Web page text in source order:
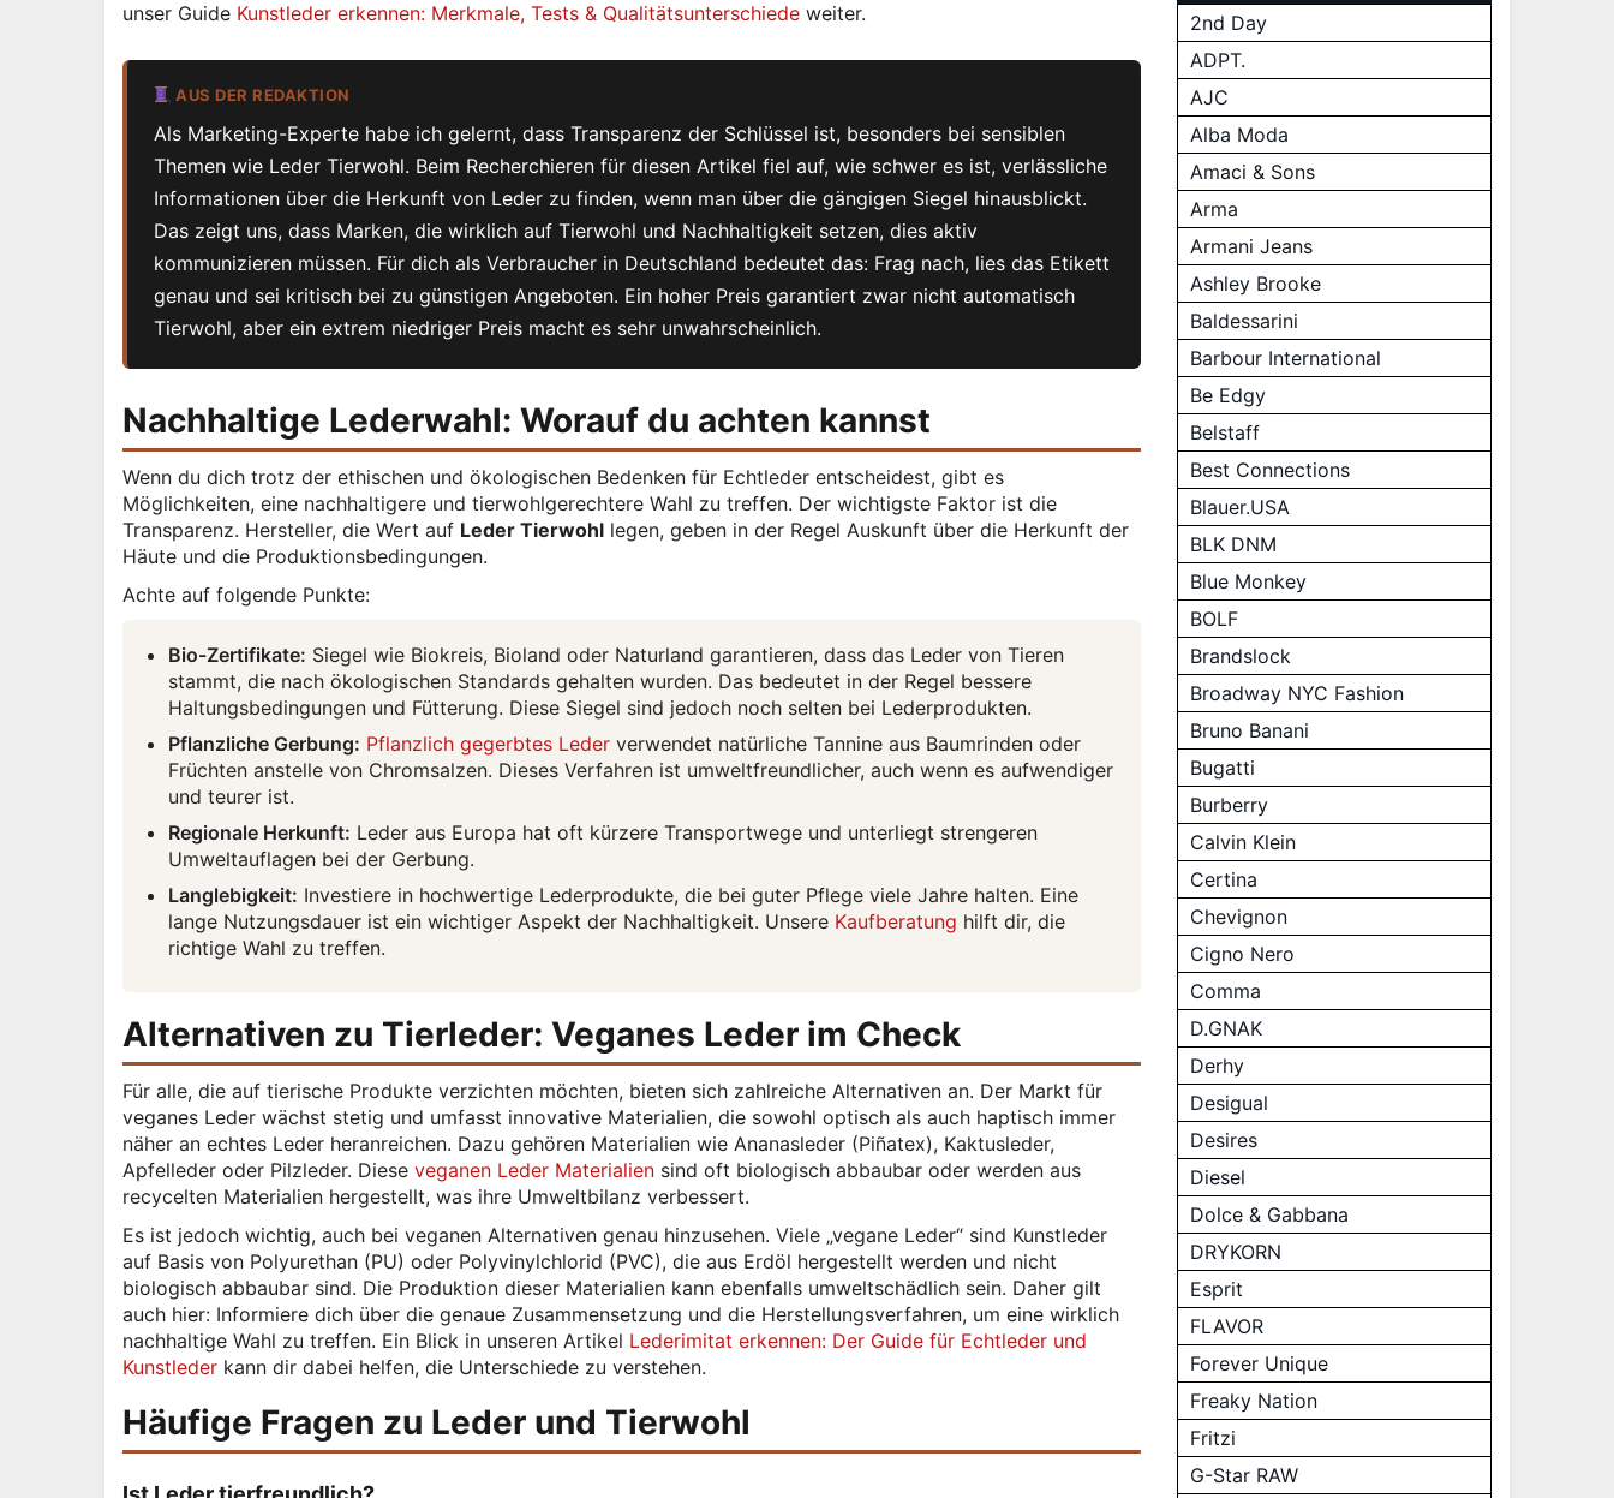
unser Guide Kunstleder erkennen: Merkmale, Tests & Qualitätsunterschiede weiter.
AUS DER REDAKTION
Als Marketing-Experte habe ich gelernt, dass Transparenz der Schlüssel ist, besonders bei sensiblen
Themen wie Leder Tierwohl. Beim Recherchieren für diesen Artikel fiel auf, wie schwer es ist, verlässliche
Informationen über die Herkunft von Leder zu finden, wenn man über die gängigen Siegel hinausblickt.
Das zeigt uns, dass Marken, die wirklich auf Tierwohl und Nachhaltigkeit setzen, dies aktiv
kommunizieren müssen. Für dich als Verbraucher in Deutschland bedeutet das: Frag nach, lies das Etikett
genau und sei kritisch bei zu günstigen Angeboten. Ein hoher Preis garantiert zwar nicht automatisch
Tierwohl, aber ein extrem niedriger Preis macht es sehr unwahrscheinlich.
Nachhaltige Lederwahl: Worauf du achten kannst
Wenn du dich trotz der ethischen und ökologischen Bedenken für Echtleder entscheidest, gibt es
Möglichkeiten, eine nachhaltigere und tierwohlgerechtere Wahl zu treffen. Der wichtigste Faktor ist die
Transparenz. Hersteller, die Wert auf Leder Tierwohl legen, geben in der Regel Auskunft über die Herkunft der
Häute und die Produktionsbedingungen.
Achte auf folgende Punkte:
Bio-Zertifikate: Siegel wie Biokreis, Bioland oder Naturland garantieren, dass das Leder von Tieren
stammt, die nach ökologischen Standards gehalten wurden. Das bedeutet in der Regel bessere
Haltungsbedingungen und Fütterung. Diese Siegel sind jedoch noch selten bei Lederprodukten.
Pflanzliche Gerbung: Pflanzlich gegerbtes Leder verwendet natürliche Tannine aus Baumrinden oder
Früchten anstelle von Chromsalzen. Dieses Verfahren ist umweltfreundlicher, auch wenn es aufwendiger
und teurer ist.
Regionale Herkunft: Leder aus Europa hat oft kürzere Transportwege und unterliegt strengeren
Umweltauflagen bei der Gerbung.
Langlebigkeit: Investiere in hochwertige Lederprodukte, die bei guter Pflege viele Jahre halten. Eine
lange Nutzungsdauer ist ein wichtiger Aspekt der Nachhaltigkeit. Unsere Kaufberatung hilft dir, die
richtige Wahl zu treffen.
Alternativen zu Tierleder: Veganes Leder im Check
Für alle, die auf tierische Produkte verzichten möchten, bieten sich zahlreiche Alternativen an. Der Markt für
veganes Leder wächst stetig und umfasst innovative Materialien, die sowohl optisch als auch haptisch immer
näher an echtes Leder heranreichen. Dazu gehören Materialien wie Ananasleder (Piñatex), Kaktusleder,
Apfelleder oder Pilzleder. Diese veganen Leder Materialien sind oft biologisch abbaubar oder werden aus
recycelten Materialien hergestellt, was ihre Umweltbilanz verbessert.
Es ist jedoch wichtig, auch bei veganen Alternativen genau hinzusehen. Viele „vegane Leder“ sind Kunstleder
auf Basis von Polyurethan (PU) oder Polyvinylchlorid (PVC), die aus Erdöl hergestellt werden und nicht
biologisch abbaubar sind. Die Produktion dieser Materialien kann ebenfalls umweltschädlich sein. Daher gilt
auch hier: Informiere dich über die genaue Zusammensetzung und die Herstellungsverfahren, um eine wirklich
nachhaltige Wahl zu treffen. Ein Blick in unseren Artikel Lederimitat erkennen: Der Guide für Echtleder und
Kunstleder kann dir dabei helfen, die Unterschiede zu verstehen.
Häufige Fragen zu Leder und Tierwohl
2nd Day
ADPT.
AJC
Alba Moda
Amaci & Sons
Arma
Armani Jeans
Ashley Brooke
Baldessarini
Barbour International
Be Edgy
Belstaff
Best Connections
Blauer.USA
BLK DNM
Blue Monkey
BOLF
Brandslock
Broadway NYC Fashion
Bruno Banani
Bugatti
Burberry
Calvin Klein
Certina
Chevignon
Cigno Nero
Comma
D.GNAK
Derhy
Desigual
Desires
Diesel
Dolce & Gabbana
DRYKORN
Esprit
FLAVOR
Forever Unique
Freaky Nation
Fritzi
G-Star RAW